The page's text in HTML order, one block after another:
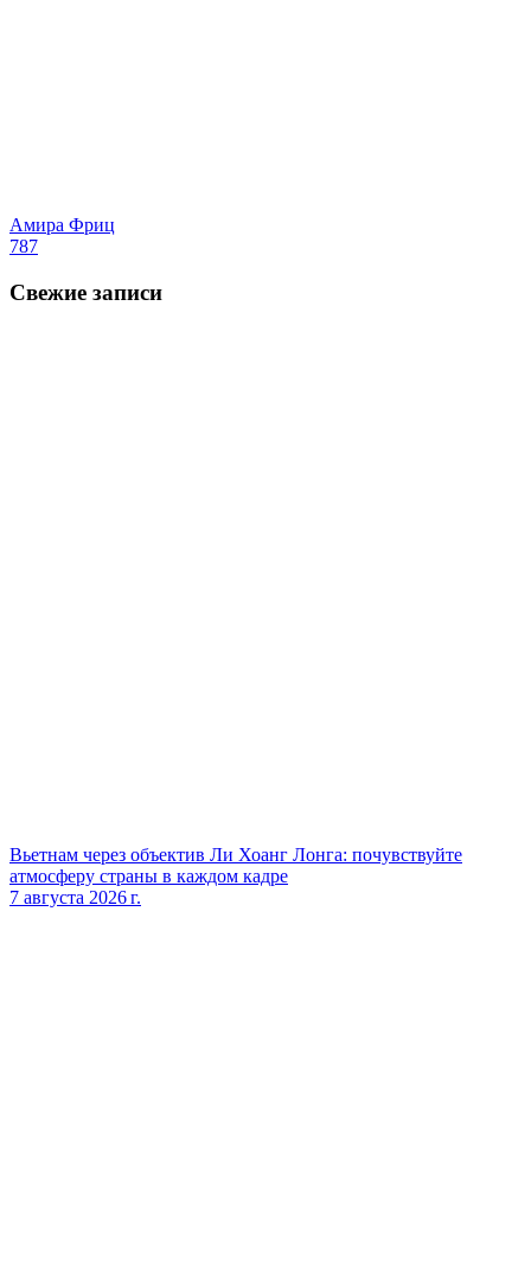
Амира Фриц
787
Свежие записи
Вьетнам через объектив Ли Хоанг Лонга: почувствуйте
атмосферу страны в каждом кадре
7 августа 2026 г.